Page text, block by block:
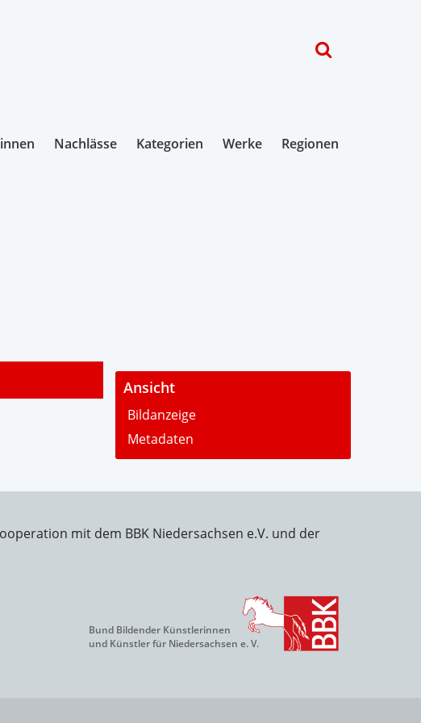
Nachlässe Kategorien Werke Regionen
- Ansicht
Bildanzeige
Metadaten
mit dem BBK Niedersachsen e.V. und der
Bund Bildender Künstlerinnen
und Künstler für Niedersachsen e. V.